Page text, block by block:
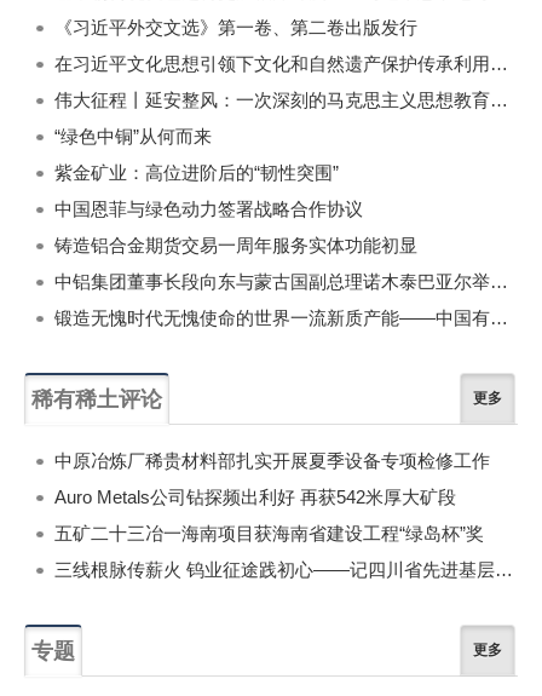
《习近平外交文选》第一卷、第二卷出版发行
在习近平文化思想引领下文化和自然遗产保护传承利用工作开创新局面
伟大征程丨延安整风：一次深刻的马克思主义思想教育运动
“绿色中铜”从何而来
紫金矿业：高位进阶后的“韧性突围”
中国恩菲与绿色动力签署战略合作协议
铸造铝合金期货交易一周年服务实体功能初显
中铝集团董事长段向东与蒙古国副总理诺木泰巴亚尔举行会谈
锻造无愧时代无愧使命的世界一流新质产能——中国有色金属工业的战略应对与破局之道（二）
稀有稀土评论 更多
中原冶炼厂稀贵材料部扎实开展夏季设备专项检修工作
Auro Metals公司钻探频出利好 再获542米厚大矿段
五矿二十三冶一海南项目获海南省建设工程“绿岛杯”奖
三线根脉传薪火 钨业征途践初心——记四川省先进基层党组织自贡硬质合金有限责任公司党委
专题 更多